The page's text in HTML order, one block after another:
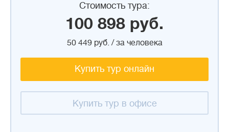
Стоимость тура:
100 898 руб.
50 449 руб. / за человека
Купить тур онлайн
Купить тур в офисе